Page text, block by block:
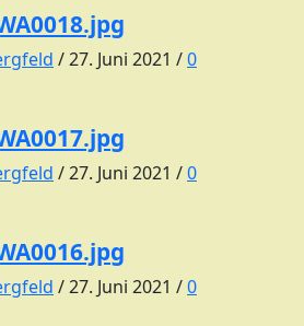
/27. Juni 2021 /0
/27. Juni 2021 /0
/27. Juni 2021 /0